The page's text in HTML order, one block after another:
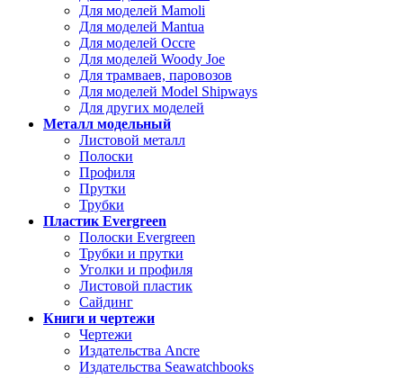
Для моделей Mamoli
Для моделей Mantua
Для моделей Occre
Для моделей Woody Joe
Для трамваев, паровозов
Для моделей Model Shipways
Для других моделей
Металл модельный
Листовой металл
Полоски
Профиля
Прутки
Трубки
Пластик Evergreen
Полоски Evergreen
Трубки и прутки
Уголки и профиля
Листовой пластик
Сайдинг
Книги и чертежи
Чертежи
Издательства Ancre
Издательства Seawatchbooks